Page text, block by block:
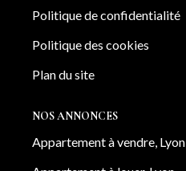
Politique de confidentialité
Politique des cookies
Plan du site
NOS ANNONCES
Appartement à vendre, Lyon